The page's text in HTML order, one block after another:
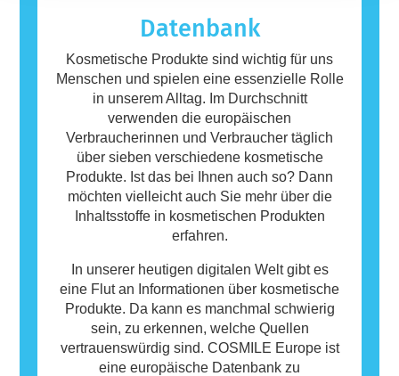
Körperpflegeprodukte können Inhaltsstoffe
enthalten, die bei manchen Menschen eine
Allergie auslösen können. Das bedeutet
jedoch nicht, dass das Produkt für andere
Personen nicht sicher ist.
Datenbank
Kosmetische Produkte sind wichtig für uns
Menschen und spielen eine essenzielle Rolle
in unserem Alltag. Im Durchschnitt
verwenden die europäischen
Verbraucherinnen und Verbraucher täglich
über sieben verschiedene kosmetische
Produkte. Ist das bei Ihnen auch so? Dann
möchten vielleicht auch Sie mehr über die
Inhaltsstoffe in kosmetischen Produkten
erfahren.
In unserer heutigen digitalen Welt gibt es
eine Flut an Informationen über kosmetische
Produkte. Da kann es manchmal schwierig
sein, zu erkennen, welche Quellen
vertrauenswürdig sind. COSMILE Europe ist
eine europäische Datenbank zu